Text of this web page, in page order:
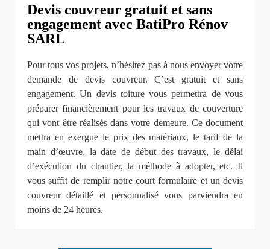
Devis couvreur gratuit et sans
engagement avec BatiPro Rénov
SARL
Pour tous vos projets, n’hésitez pas à nous envoyer votre
demande de devis couvreur. C’est gratuit et sans
engagement. Un devis toiture vous permettra de vous
préparer financièrement pour les travaux de couverture
qui vont être réalisés dans votre demeure. Ce document
mettra en exergue le prix des matériaux, le tarif de la
main d’œuvre, la date de début des travaux, le délai
d’exécution du chantier, la méthode à adopter, etc. Il
vous suffit de remplir notre court formulaire et un devis
couvreur détaillé et personnalisé vous parviendra en
moins de 24 heures.